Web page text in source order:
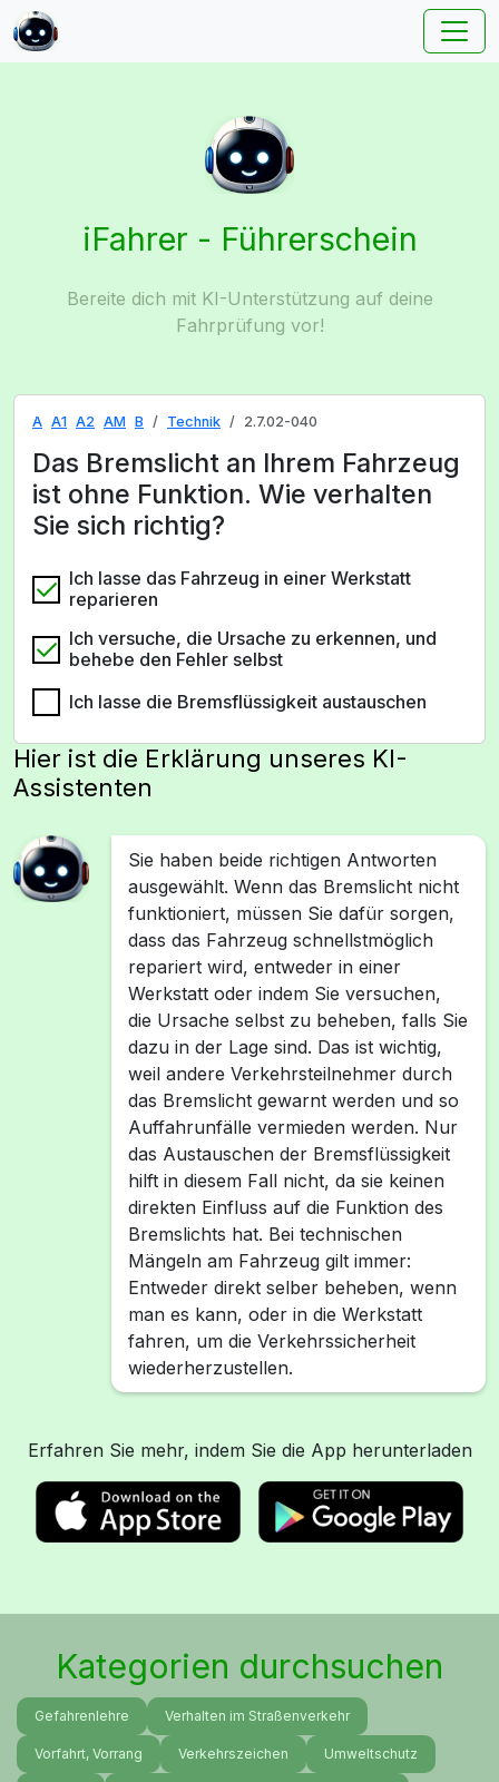
iFahrer - Führerschein
Bereite dich mit KI-Unterstützung auf deine
Fahrprüfung vor!
A A1 A2 AM B Technik 2.7.02-040
Das Bremslicht an Ihrem Fahrzeug
ist ohne Funktion. Wie verhalten
Sie sich richtig?
Ich lasse das Fahrzeug in einer Werkstatt
reparieren
Ich versuche, die Ursache zu erkennen, und
behebe den Fehler selbst
Ich lasse die Bremsflüssigkeit austauschen
Hier ist die Erklärung unseres KI-
Assistenten
Sie haben beide richtigen Antworten
ausgewählt. Wenn das Bremslicht nicht
funktioniert, müssen Sie dafür sorgen,
dass das Fahrzeug schnellstmöglich
repariert wird, entweder in einer
Werkstatt oder indem Sie versuchen,
die Ursache selbst zu beheben, falls Sie
dazu in der Lage sind. Das ist wichtig,
weil andere Verkehrsteilnehmer durch
das Bremslicht gewarnt werden und so
Auffahrunfälle vermieden werden. Nur
das Austauschen der Bremsflüssigkeit
hilft in diesem Fall nicht, da sie keinen
direkten Einfluss auf die Funktion des
Bremslichts hat. Bei technischen
Mängeln am Fahrzeug gilt immer:
Entweder direkt selber beheben, wenn
man es kann, oder in die Werkstatt
fahren, um die Verkehrssicherheit
wiederherzustellen.
Erfahren Sie mehr, indem Sie die App herunterladen
Kategorien durchsuchen
Gefahrenlehre Verhalten im Straßenverkehr
Vorfahrt, Vorrang Verkehrszeichen Umweltschutz